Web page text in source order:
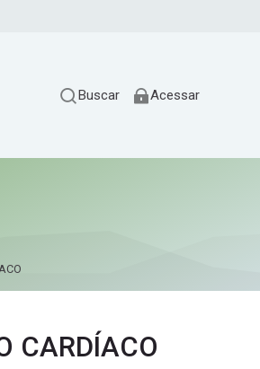
Buscar Acessar
CARDÍACO